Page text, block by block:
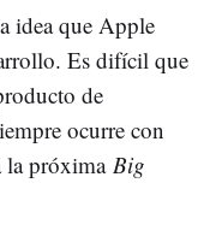
idea que Apple
Es difícil que
de
ocurre con
la próximaBig